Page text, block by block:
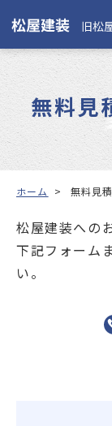
無料見
ホーム > 無料見
松屋建装への
下記フォーム
い。